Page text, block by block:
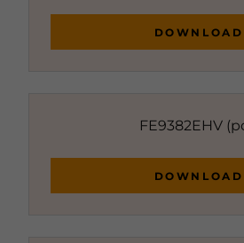
DOWNLOAD
FE9382EHV
DOWNLOAD